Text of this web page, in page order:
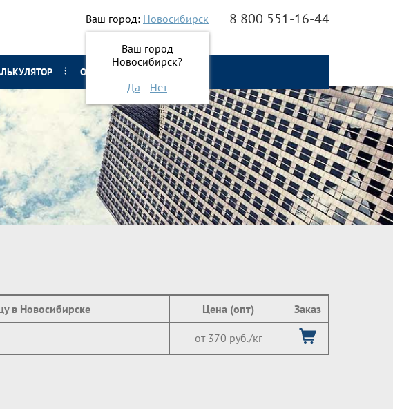
Ваш город: Новосибирск
Ваш город
Новосибирск?
Да
Нет
8 800 551-16-44
О НАС ОНЛАЙН ЗАЯВКА
в Новосибирске Цена (опт) Заказ
от 370 руб./кг